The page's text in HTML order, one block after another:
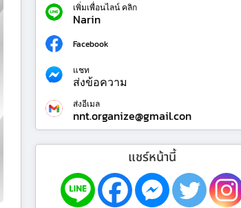
เพิ่มเพื่อนไลน์ คลิก
Narin
Facebook
แชท
ส่งข้อความ
ส่งอีเมล
nnt.organize@gmail.con
แชร์หน้านี้